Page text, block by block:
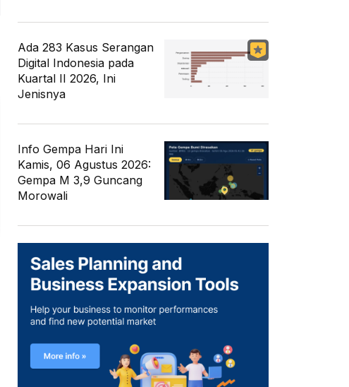
Ada 283 Kasus Serangan
Digital Indonesia pada
Kuartal II 2026, Ini
Jenisnya
Info Gempa Hari Ini
Kamis, 06 Agustus 2026:
Gempa M 3,9 Guncang
Morowali